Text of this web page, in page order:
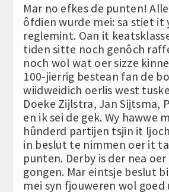
Mar no efkes de punten!
ôfdien wurde mei: sa stiet it
reglemint. Oan it
tiden sitte noch genôch
noch wol wat oer sizze
100-jierrig bestean fan de
wiidweidich oerlis west
Doeke Zijlstra, Jan Sijtsma,
en ik sei de gek. Wy hawwe
hûnderd partijen tsjin it
in beslut te nimmen oer it
punten. Derby is der nea
gongen. Mar eintsje beslut
mei syn fjouweren wol